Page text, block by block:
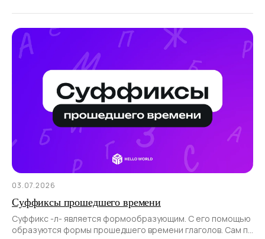
03.07.2026
Суффиксы прошедшего времени
Суффикс -л- является формообразующим. С его помощью
образуются формы прошедшего времени глаголов. Сам по